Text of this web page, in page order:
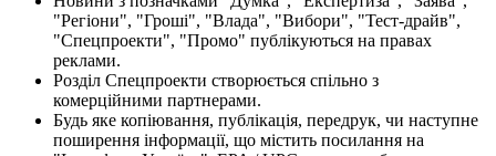
"Регіони", "Гроші", "Влада", "Вибори", "Тест-драйв",
"Спецпроекти", "Промо" публікуються на правах
реклами.
Розділ Спецпроекти створюється спільно з
комерційними партнерами.
Будь яке копіювання, публікація, передрук, чи наступне
поширення інформації, що містить посилання на